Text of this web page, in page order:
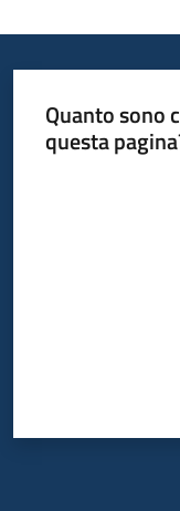
Quanto sono
questa